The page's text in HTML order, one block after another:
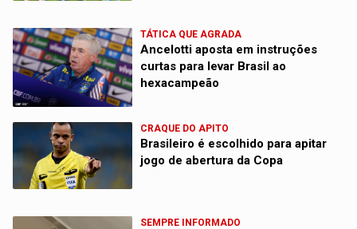
TÁTICA QUE AGRADA
Ancelotti aposta em instruções
curtas para levar Brasil ao
hexacampeão
CRAQUE DO APITO
Brasileiro é escolhido para apitar
jogo de abertura da Copa
SEMPRE INFORMADO